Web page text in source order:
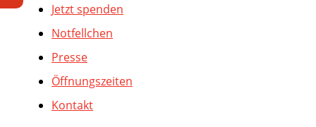
Jetzt spenden
Notfellchen
Presse
Öffnungszeiten
Kontakt